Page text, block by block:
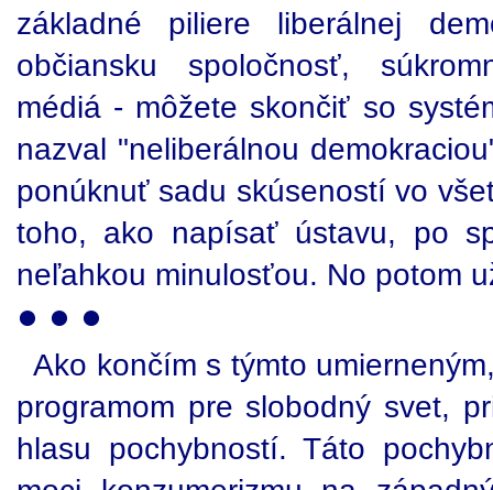
základné piliere liberálnej
občiansku spoločnosť,
médiá - môžete skončiť so
nazval "neliberálnou
ponúknuť sadu skúseností vo
toho, ako napísať ústavu, po
neľahkou minulosťou. No potom
● ● ●
Ako končím s týmto
programom pre slobodný svet,
hlasu pochybností. Táto